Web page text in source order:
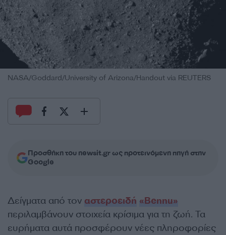
NASA/Goddard/University of Arizona/Handout via REUTERS
Προσθήκη του newsit.gr ως προτεινόμενη πηγή στην
Google
Δείγματα από τον αστεροειδή «Bennu»
περιλαμβάνουν στοιχεία κρίσιμα για τη ζωή. Τα
ευρήματα αυτά προσφέρουν νέες πληροφορίες